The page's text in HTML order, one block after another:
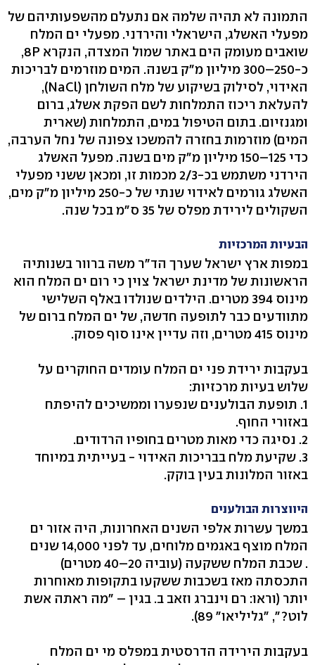
התמונה לא תהיה שלמה אם נתעלם מהשפעותיהם של
מפעלי האשלג, הישראלי והירדני. מפעלי ים המלח
שואבים מעומק הים באתר שמול המצדה, הנקרא 8P,
כ-250–300 מיליון מ"ק בשנה. המים מוזרמים לבריכות
האידוי, לסילוק בשיקוע של מלח השולחן (NaCl),
להעלאת ריכוז התמלחות לשם הפקת אשלג, ברום
ומגנזיום. בתום הטיפול במים, התמלחות (שארית
המים) מוזרמות בחזרה להמשכו צפונה של נחל הערבה,
כדי 125–150 מיליון מ"ק מים בשנה. מפעל האשלג
הירדני משתמש בכ-2/3 מכמות זו, ומכאן ששני מפעלי
האשלג גורמים לאידוי שנתי של כ-250 מיליון מ"ק מים,
השקולים לירידת מפלס של 35 ס"מ בכל שנה.
הבעיות המרכזיות
במפות ארץ ישראל שערך הד"ר משה ברוור בשנותיה
הראשונות של מדינת ישראל צוין כי רום ים המלח הוא
מינוס 394 מטרים. הילדים שנולדו באלף השלישי
מתוודעים כבר לתופעה חדשה, של ים המלח ברום של
מינוס 415 מטרים, וזה עדיין אינו סוף פסוק.
בעקבות ירידת פני ים המלח עומדים החוקרים על
שלוש בעיות מרכזיות:
1. תופעת הבולענים שנפערו וממשיכים להיפתח
באזורי החוף.
2. נסיגה כדי מאות מטרים בחופיו הרדודים.
3. שקיעת מלח בבריכות האידוי - בעייתית במיוחד
באזור המלונות בעין בוקק.
היווצרות הבולענים
במשך עשרות אלפי השנים האחרונות, היה אזור ים
המלח מוצף באגמים מלוחים, עד לפני 14,000 שנים
. שכבת המלח ששקעה (עוביה 20–40 מטרים)
התכסתה מאז בשכבות ששקעו בתקופות מאוחרות
יותר (וראו: רם וינברג וזאב ב. בגין – "מה ראתה אשת
לוט?", "גליליאו" 89).
בעקבות הירידה הדרסטית במפלס מי ים המלח